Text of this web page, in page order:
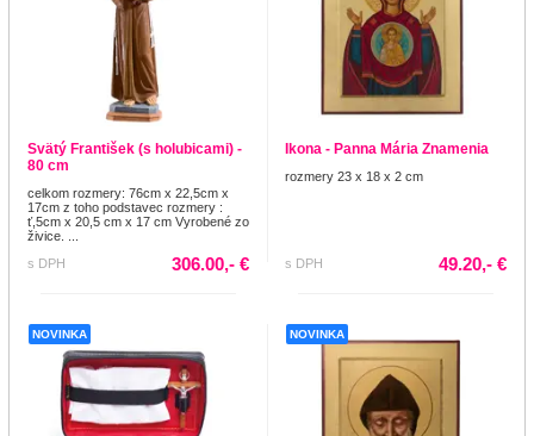
Svätý František (s holubicami) -
80 cm
celkom rozmery: 76cm x 22,5cm x
17cm z toho podstavec rozmery :
ť,5cm x 20,5 cm x 17 cm Vyrobené zo
živice. ...
s DPH
306.00,- €
Ikona - Panna Mária Znamenia
rozmery 23 x 18 x 2 cm
s DPH 49.20,- €
NOVINKA NOVINKA